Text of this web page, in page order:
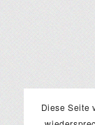
Diese Seite